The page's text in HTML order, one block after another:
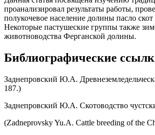
проанализировал результаты работы,
полукочевое население долины пасло
Некоторые пастушеские группы также
животноводства Ферганской долины.
Библиографические
Заднепровский Ю.А.
187.)
Заднепровский Ю.А. Скотоводство
(Zadneprovsky Yu.A. Cattle breeding of the